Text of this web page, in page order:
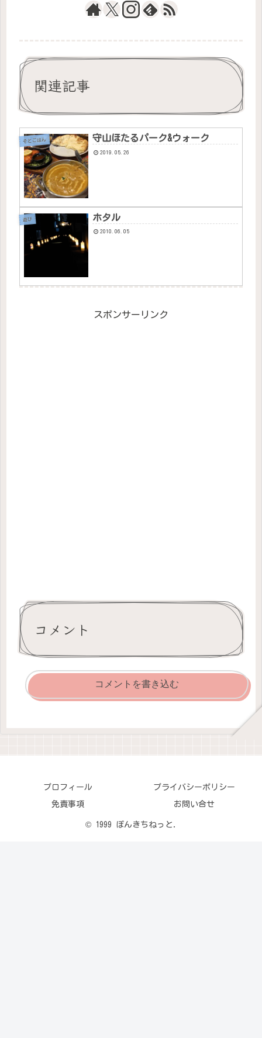
関連記事
そとごはん 守山ほたるパーク&ウォーク
2019.05.26
遊び ホタル
2010.06.05
スポンサーリンク
コメント
コメントを書き込む
プロフィール プライバシーポリシー
免責事項 お問い合せ
© 1999 ぽんきちねっと.